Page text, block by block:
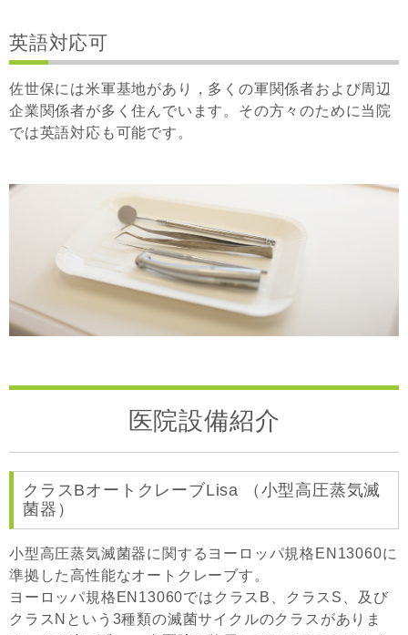
英語対応可
佐世保には米軍基地があり，多くの軍関係者および周辺
企業関係者が多く住んでいます。その方々のために当院
では英語対応も可能です。
医院設備紹介
クラスBオートクレーブLisa （小型高圧蒸気滅
菌器）
小型高圧蒸気滅菌器に関するヨーロッパ規格EN13060に
準拠した高性能なオートクレーブす。
ヨーロッパ規格EN13060ではクラスB、クラスS、及び
クラスNという3種類の滅菌サイクルのクラスがありま